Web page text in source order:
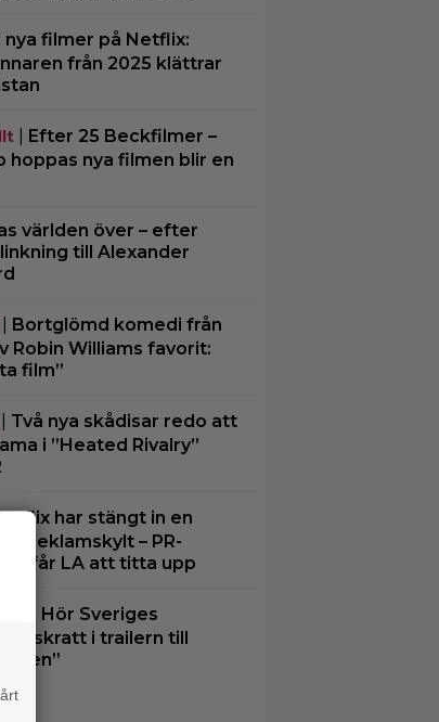
nya filmer på Netflix:
från 2025 klättrar
| Efter 25 Beckfilmer –
hoppas nya filmen blir en
världen över – efter
till Alexander
Bortglömd komedi från
Robin Williams favorit:
film”
Två nya skådisar redo att
i ”Heated Rivalry”
har stängt in en
en reklamskylt – PR-
får LA att titta upp
Hör Sveriges
skratt i trailern till